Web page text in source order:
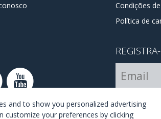
Condições
Política de
and to show you personalized advertising
customize your preferences by clicking